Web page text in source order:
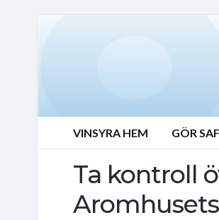
VINSYRA HEM GÖR
Ta kontroll